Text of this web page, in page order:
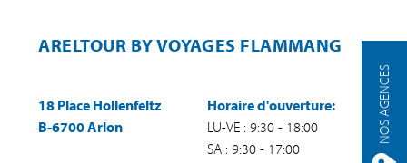
NOS AGENCES
ARELTOUR BY VOYAGES FLAMMANG
18 Place Hollenfeltz
B-6700 Arlon
Horaire d'ouverture:
LU-VE : 9:30 - 18:00
SA : 9:30 - 17:00